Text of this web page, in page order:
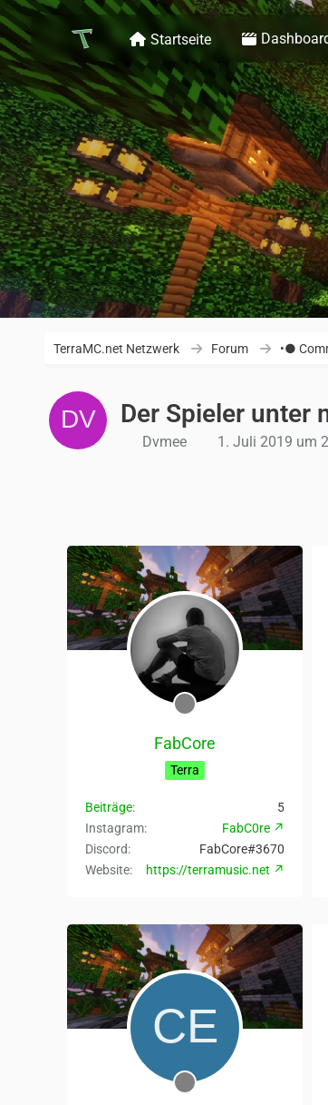
Startseite
TerraMC.net Netzwerk Forum •●
Der Spieler unter
Dvmee 1. Juli 2019 um
FabCore
Terra
Beiträge
5
Instagram
FabC0re
Discord
FabCore#3670
Website
https://terramusic.net